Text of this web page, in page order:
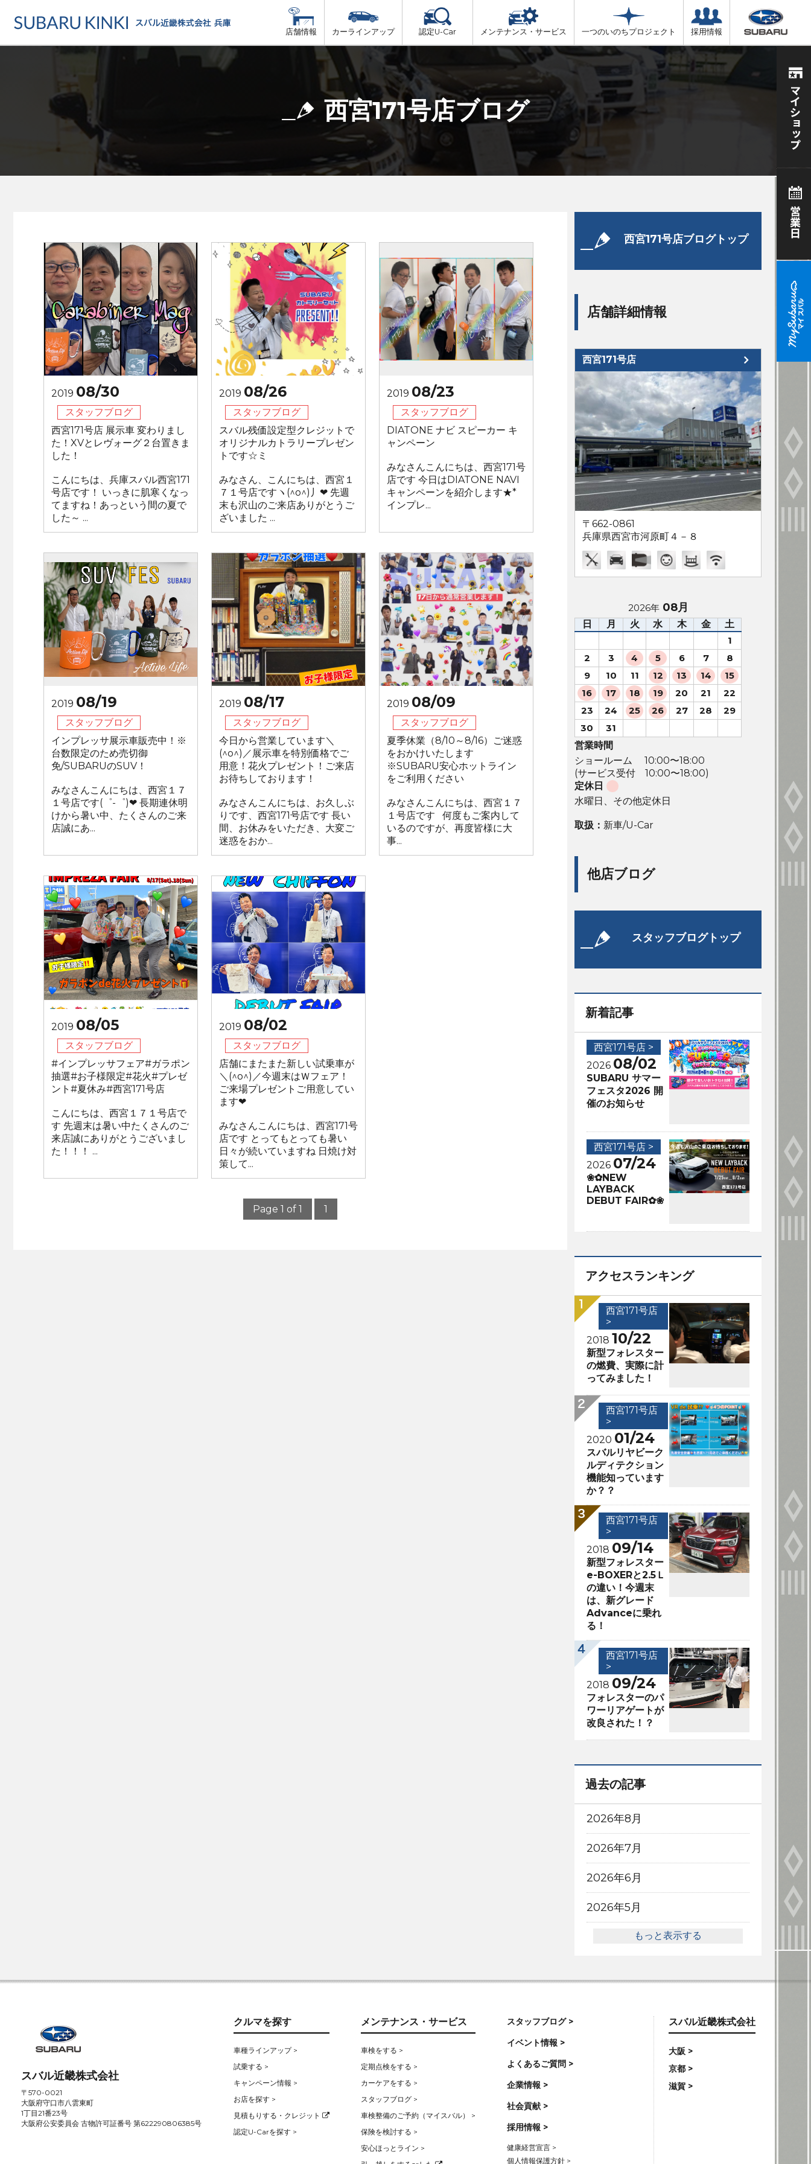
店舗情報
店舗情報 店舗一覧
地域でさがす
地図でさがす
試乗車でさがす
但馬
播磨
阪神方面
カーラインアップ
カーラインアップ
カーラインアップ一覧
乗用車
軽自動車
認定U-Car メンテナンス・サービス
メンテナンス・サービス
メンテナンス・サービストップ
車検・定期点検をする
カーケアをする
車検（法定24か月点検）
法定 12ヶ月 点検
6ヶ月ごとの セーフティ チェック
車検 3ヶ月前 無料診断
一つのいのちプロジェクト 採用情報
西宮171号店ブログ
2019 08/30
スタッフブログ
西宮171号店 展示車 変わりまし
た！XVとレヴォーグ２台置きま
した！
こんにちは、兵庫スバル西宮171
号店です！ いっきに肌寒くなっ
てますね！あっという間の夏で
した～ ...
2019 08/26
スタッフブログ
スバル残価設定型クレジットで
オリジナルカトラリープレゼン
トです☆ミ
みなさん、こんにちは、西宮１
７１号店ですヽ(^o^)丿❤ 先週
末も沢山のご来店ありがとうご
ざいました ...
2019 08/23
スタッフブログ
DIATONE ナビ スピーカー キ
ャンペーン
みなさんこんにちは、西宮171号
店です 今日はDIATONE NAVI
キャンペーンを紹介します★*
インプレ...
2019 08/19
スタッフブログ
インプレッサ展示車販売中！※
台数限定のため売切御
免/SUBARUのSUV！
みなさんこんにちは、西宮１７
１号店です(゜-゜)❤ 長期連休明
けから暑い中、たくさんのご来
店誠にあ...
2019 08/17
スタッフブログ
今日から営業しています＼
(^o^)／展示車を特別価格でご
用意！花火プレゼント！ご来店
お待ちしております！
みなさんこんにちは、お久しぶ
りです、西宮171号店です 長い
間、お休みをいただき、大変ご
迷惑をおか...
2019 08/09
スタッフブログ
夏季休業（8/10～8/16）ご迷惑
をおかけいたします
※SUBARU安心ホットライン
をご利用ください
みなさんこんにちは、西宮１７
１号店です 何度もご案内して
いるのですが、再度皆様に大
事...
2019 08/05
スタッフブログ
#インプレッサフェア#ガラポン
抽選#お子様限定#花火#プレゼ
ント#夏休み#西宮171号店
こんにちは、西宮１７１号店で
す 先週末は暑い中たくさんのご
来店誠にありがとうございまし
た！！！ ...
2019 08/02
スタッフブログ
店舗にまたまた新しい試乗車が
＼(^o^)／今週末はＷフェア！
ご来場プレゼントご用意してい
ます❤
みなさんこんにちは、西宮171号
店です とってもとっても暑い
日々が続いていますね 日焼け対
策して...
Page 1 of 1 1
西宮171号店ブログトップ
店舗詳細情報
西宮171号店
〒662-0861
兵庫県西宮市河原町４－８
2026年 08月
日 月 火 水 木 金 土
1
2
3 4 5 6 7
8
9
10 11 12 13 14
15
16
17 18 19 20 21
22
23
24 25 26 27 28
29
30
31
営業時間
ショールーム 10:00〜18:00
(サービス受付 10:00〜18:00)
定休日
水曜日、その他定休日
取扱： 新車/U-Car
他店ブログ
スタッフブログトップ
新着記事
西宮171号店 >
2026 08/02
SUBARU サマー
フェスタ2026 開
催のお知らせ
西宮171号店 >
2026 07/24
❀✿NEW
LAYBACK
DEBUT FAIR✿❀
アクセスランキング
西宮171号店
>
2018 10/22
新型フォレスター
の燃費、実際に計
ってみました！
西宮171号店
>
2020 01/24
スバルリヤビーク
ルディテクション
機能知っています
か？？
西宮171号店
>
2018 09/14
新型フォレスター
e-BOXERと2.5Ｌ
の違い！今週末
は、新グレード
Advanceに乗れ
る！
西宮171号店
>
2018 09/24
フォレスターのパ
ワーリアゲートが
改良された！？
過去の記事
2026年8月
2026年7月
2026年6月
2026年5月
もっと表示する
スバル近畿株式会社
〒570-0021
大阪府守口市八雲東町
1丁目21番23号
大阪府公安委員会 古物許可証番号 第622290806385号
クルマを探す
車種ラインアップ >
試乗する >
キャンペーン情報 >
お店を探す >
見積もりする・クレジット
認定U-Carを探す >
メンテナンス・サービス
車検をする >
定期点検をする >
カーケアをする >
スタッフブログ >
車検整備のご予約（マイスバル） >
保険を検討する >
安心ほっとライン >
スタッフブログ >
イベント情報 >
よくあるご質問 >
企業情報 >
社会貢献 >
採用情報 >
健康経営宣言 >
個人情報保護方針 >
スバル近畿株式会社
大阪 >
京都 >
滋賀 >